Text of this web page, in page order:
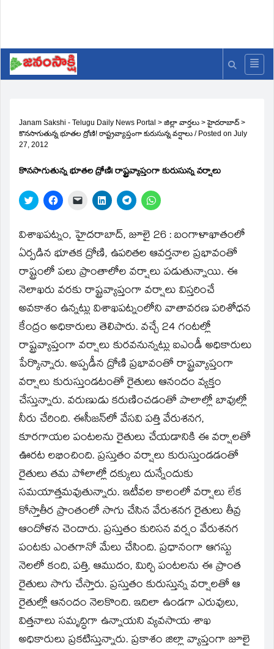
Janam Sakshi - Telugu Daily News Portal > జిల్లా వార్తలు >హైదరాబాద్ >
కొనసాగుతున్న భూతల ద్రోణి! రాష్ట్రవ్యాప్తంగా కురుసున్న వర్షాలు / Posted on July
27, 2012
కొనసాగుతున్న భూతల ద్రోణి! రాష్ట్రవ్యాప్తంగా కురుసున్న వర్షాలు
Click
to
Twitter
(Opens
in
new
window)
Click
to
Facebook
(Opens
new
window)
Click
link
to
friend
(Opens
in
new
window)
Click
to
LinkedIn
(Opens
new
Click
to
Telegram
(Opens
new
Click
to
WhatsApp
(Opens
new
window)
విశాఖపట్నం, హైదరాబాద్‌, జూలై 26 : బంగాళాఖాతంలో
ఏర్పడిన భూతక ద్రోణి, ఉపరితల ఆవర్తనాల ప్రభావంతో
రాష్ట్రంలో పలు ప్రాంతాలోల వర్షాలు పడుతున్నాయి. ఈ
నెలాఖరు వరకు రాష్ట్రవ్యాప్తంగా వర్షాలు విస్తరించే
అవకాశం ఉన్నట్లు విశాఖపట్నంలోని వాతావరణ పరిశోధన
కేంద్రం అధికారులు తెలిపారు. వచ్చే 24 గంటల్లో
రాష్ట్రవ్యాప్తంగా వర్షాలు కురవనున్నట్లు ఐఎండీ అధికారులు
పేర్కొన్నారు. అప్పడీన ద్రోణి ప్రభావంతో రాష్ట్రవ్యాప్తంగా
వర్షాలు కురుస్తుండటంతో రైతులు ఆనందం వ్యక్తం
చేస్తున్నారు. వరుణుడు కరుణించడంతో పాలాల్లో బావుల్లో
నీరు చేరింది. ఈసీజన్‌లో వేసవి పత్తి వేరుశనగ,
కూరగాయల పంటలను రైతులు చేయడానికి ఈ వర్షాలతో
ఊరట లభించింది. ప్రస్తుతం వర్షాలు కురుస్తుండడంతో
రైతులు తమ పోలాల్లో దక్కులు దున్నేందుకు
సమయాత్తమవుతున్నారు. ఇటీవల కాలంలో వర్షాలు లేక
కోస్తాతీర ప్రాంతంలో సాగు చేసిన వేరుశనగ రైతులు తీవ్ర
ఆందోళన చెందారు. ప్రస్తుతం కురిసన వర్షం వేరుశనగ
పంటకు ఎంతగానో మేలు చేసింది. ప్రధానంగా ఆగస్టు
నెలలో కంది, పత్తి, ఆముదం, మిర్చి పంటలను ఈ ప్రాంత
రైతులు సాగు చేస్తారు. ప్రస్తుతం కురుస్తున్న వర్షాలతో ఆ
రైతుల్లో ఆనందం నెలకొంది. ఇదిలా ఉండగా ఎరువులు,
విత్తనాలు సమృద్ధిగా ఉన్నాయని వ్యవసాయ శాఖ
అధికారులు ప్రకటిస్తున్నారు. ప్రకాశం జిల్లా వ్యాప్తంగా జూలై